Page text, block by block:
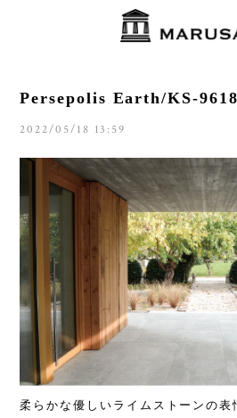
Persepolis Earth/KS-
2022/05/18 13:59
柔らかな優しいライムストーンの表